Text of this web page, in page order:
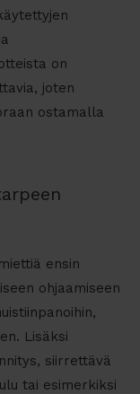
on
joten
ostamalla
ensin
ohjaamiseen
Lisäksi
siirrettävä
tai esimerkiksi